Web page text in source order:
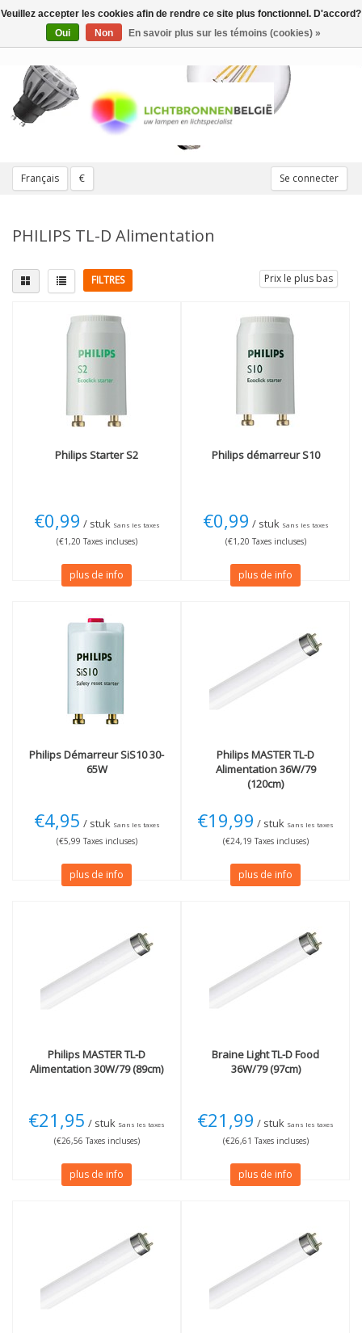
Français € Se connecter
Toggle
navigation
PHILIPS TL-D Alimentation
FILTRES Prix le plus bas
Montage
(5)
Couleur de lumière
Viande poisson
Puissance
30W(1)
58W(1)
Longueur
60cm(1)
97cm(1)
Dimmable(5)
PhilipsStarter S2
€0,99 / stuk Sans les taxes
(€1,20 Taxes incluses)
plus de info
Philipsdémarreur S10
€0,99 / stuk Sans les taxes
(€1,20 Taxes incluses)
plus de info
PhilipsDémarreur SiS10 30-
65W
€4,95 / stuk Sans les taxes
(€5,99 Taxes incluses)
plus de info
PhilipsMASTER TL-D
Alimentation 36W/79
(120cm)
€19,99 / stuk Sans les taxes
(€24,19 Taxes incluses)
plus de info
PhilipsMASTER TL-D
Alimentation 30W/79 (89cm)
€21,95 / stuk Sans les taxes
(€26,56 Taxes incluses)
plus de info
Braine LightTL-D Food
36W/79 (97cm)
€21,99 / stuk Sans les taxes
(€26,61 Taxes incluses)
plus de info
Veuillez accepter les cookies afin de rendre ce site plus fonctionnel. D'accord?
Oui
Non En savoir plus sur les témoins (cookies) »